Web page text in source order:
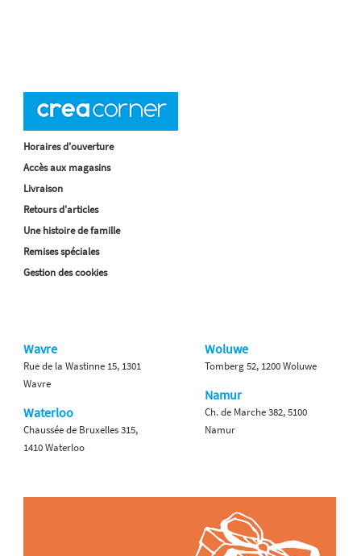
Horaires d'ouverture
Accès aux magasins
Livraison
Retours d'articles
Une histoire de famille
Remises spéciales
Gestion des cookies
Wavre
Rue de la Wastinne 15, 1301
Wavre
Waterloo
Chaussée de Bruxelles 315,
1410 Waterloo
Woluwe
Tomberg 52, 1200 Woluwe
Namur
Ch. de Marche 382, 5100
Namur